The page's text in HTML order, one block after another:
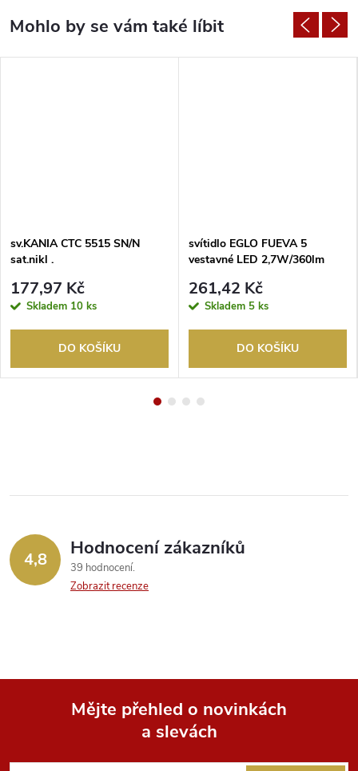
sv.KANIA CTC 5515 SN/N
sat.nikl .
177,97 Kč
Skladem 10 ks
DO KOŠÍKU
svítidlo EGLO FUEVA 5
vestavné LED 2,7W/360lm
261,42 Kč
Skladem 5 ks
DO KOŠÍKU
4,8 Hodnocení zákazníků
39 hodnocení
Zobrazit recenze
Mějte přehled o novinkách
a slevách